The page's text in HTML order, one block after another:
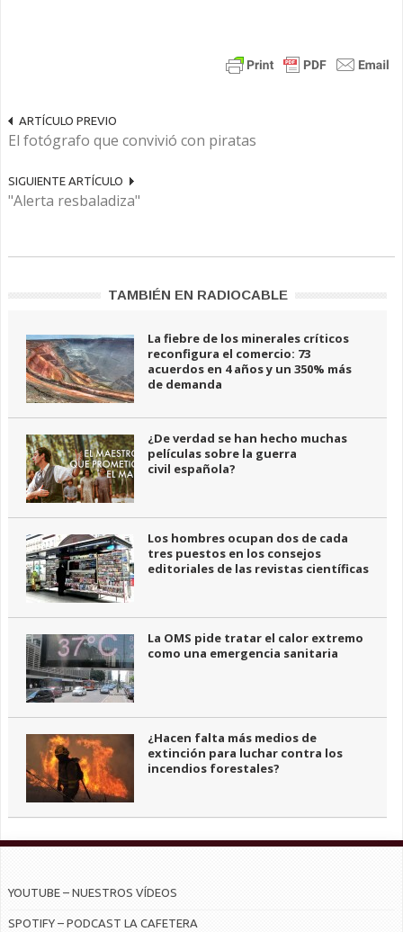
ARTÍCULO PREVIO
El fotógrafo que convivió con piratas
SIGUIENTE ARTÍCULO
"Alerta resbaladiza"
TAMBIÉN EN RADIOCABLE
La fiebre de los minerales críticos
reconfigura el comercio: 73
acuerdos en 4 años y un 350% más
de demanda
¿De verdad se han hecho muchas
películas sobre la guerra
civil española?
Los hombres ocupan dos de cada
tres puestos en los consejos
editoriales de las revistas científicas
La OMS pide tratar el calor extremo
como una emergencia sanitaria
¿Hacen falta más medios de
extinción para luchar contra los
incendios forestales?
YOUTUBE – NUESTROS VÍDEOS
SPOTIFY – PODCAST LA CAFETERA